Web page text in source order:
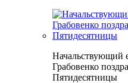
Грабовенко
Пятидесятницы